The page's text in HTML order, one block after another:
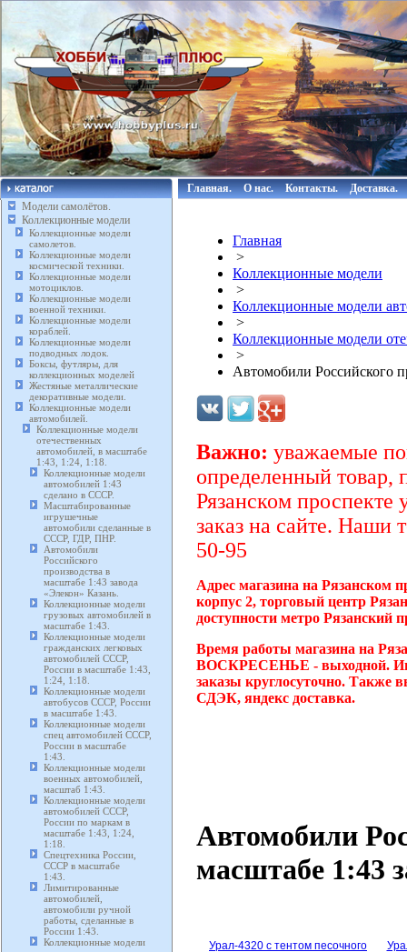
Модели самолётов.
Коллекционные модели
Коллекционные модели
самолетов.
Коллекционные модели
космической техники.
Коллекционные модели
мотоциклов.
Коллекционные модели
военной техники.
Коллекционные модели
кораблей.
Коллекционные модели
подводных лодок.
Боксы, футляры, для
коллекционных моделей
Жестяные металлические
декоративные модели.
Коллекционные модели
автомобилей.
Коллекционные модели
отечественных
автомобилей, в масштабе
1:43, 1:24, 1:18.
Коллекционные модели
автомобилей 1:43
сделано в СССР.
Масштабированные
игрушечные
автомобили сделанные в
СССР, ГДР, ПНР.
Автомобили
Российского
производства в
масштабе 1:43 завода
«Элекон» Казань.
Коллекционные модели
грузовых автомобилей в
масштабе 1:43.
Коллекционные модели
гражданских легковых
автомобилей СССР,
России в масштабе 1:43,
1:24, 1:18.
Коллекционные модели
автобусов СССР, России
в масштабе 1:43.
Коллекционные модели
спец автомобилей СССР,
России в масштабе
1:43.
Коллекционные модели
военных автомобилей,
масштаб 1:43.
Коллекционные модели
автомобилей СССР,
России по маркам в
масштабе 1:43, 1:24,
1:18.
Спецтехника России,
СССР в масштабе
1:43.
Лимитированные
автомобилей,
автомобили ручной
работы, сделанные в
России 1:43.
Коллекционные модели
Главная. О нас. Контакты. Доставка.
Главная
>
Коллекционные модели
>
Коллекционные модели
>
Коллекционные модели
>
Автомобили Российского
Важно: уважаемые
определенный товар,
Рязанском проспекте
заказ на сайте. Наши
50-95
Адрес магазина на Рязанском
корпус 2, торговый центр
доступности метро Рязанский
Время работы магазина на
ВОСКРЕСЕНЬЕ - выходной.
заказы круглосуточно. Также
СДЭК, яндекс доставка.
Автомобили
масштабе 1:43
Урал-4320 с тентом песочного